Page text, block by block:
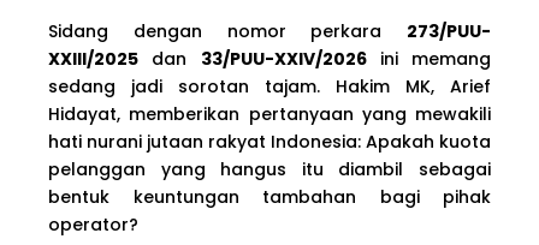
Sidang dengan nomor perkara 273/PUU-
XXIII/2025 dan 33/PUU-XXIV/2026ini memang
sedang jadi sorotan tajam. Hakim MK, Arief
Hidayat, memberikan pertanyaan yang mewakili
hati nurani jutaan rakyat Indonesia: Apakah kuota
pelanggan yang hangus itu diambil sebagai
bentuk keuntungan tambahan bagi pihak
operator?